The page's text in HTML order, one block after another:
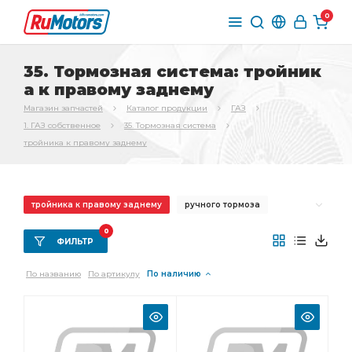
0
35. Тормозная система: тройник
а к правому заднему
Магазин запчастей Каталог продукции
ГАЗ
1. ГАЗ собственное
35. Тормозная система
тройника к правому заднему
тройника к правому заднему ручного тормоза
переднего тормоза
Трос ручного тормоза
стояночного тормоза Колодка тормоза
заднего тормоза
Тормоз задний главного цилиндра
ФИЛЬТР
0
По названию По артикулу По наличию